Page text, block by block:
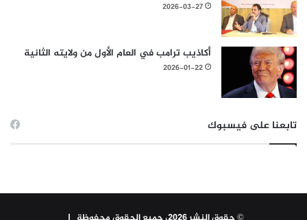
2026-03-27
أكاذيب ترامب في العام الأول من ولايته الثانية
2026-01-22
تابعنا على فيسبوك